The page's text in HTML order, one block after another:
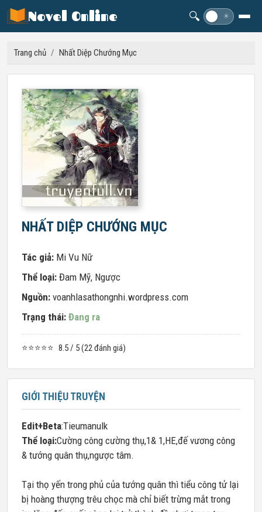
Novel Online 🔍 ☀
Trang chủ / Nhất Diệp Chướng Mục
NHẤT DIỆP CHƯỚNG MỤC
Tác giả: Mi Vu Nữ
Thể loại: Đam Mỹ, Ngược
Nguồn: voanhlasathongnhi.wordpress.com
Trạng thái: Đang ra
⭐⭐⭐⭐⭐ 8.5 / 5 (22 đánh giá)
GIỚI THIỆU TRUYỆN
Edit+Beta:Tieumanulk
Thể loại:Cường công cường thụ,1& 1,HE,đế vương công
& tướng quân thụ,ngược tâm.
Tại thọ yến trong phủ của tướng quân thì tiểu công tử lại
bị hoàng thượng trêu chọc mà chỉ biết trừng mắt trong